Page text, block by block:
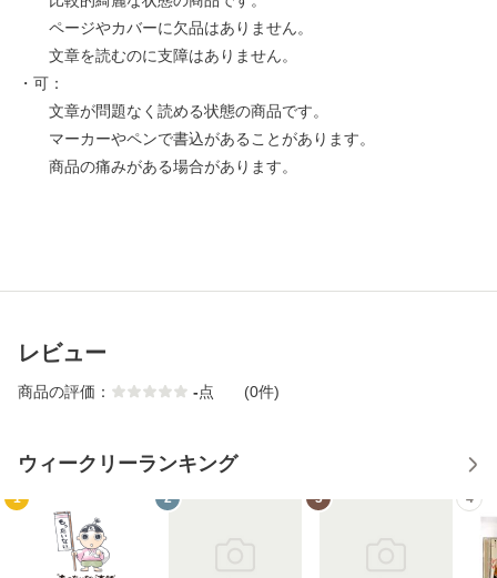
ページやカバーに欠品はありません。
文章を読むのに支障はありません。
・可：
文章が問題なく読める状態の商品です。
マーカーやペンで書込があることがあります。
商品の痛みがある場合があります。
レビュー
商品の評価： -点 (0件)
ウィークリーランキング
1 2 3 4